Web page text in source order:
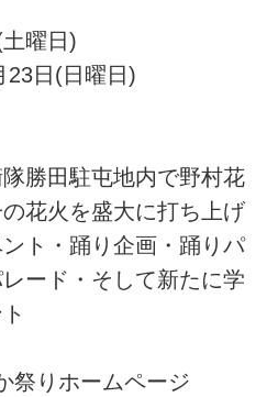
曜日)
23日(日曜日)
勝田駐屯地内で野村花
花火を盛大に打ち上げ
ト・踊り企画・踊りパ
ード・そして新たに学
祭りホームページ